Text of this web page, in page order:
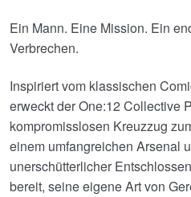
Ein Mann. Eine Mission. Ein
Verbrechen.
Inspiriert vom klassischen
erweckt der One:12 Collective
kompromisslosen Kreuzzug
einem umfangreichen Arsenal
unerschütterlicher
bereit, seine eigene Art von